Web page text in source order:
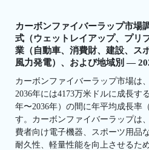
カーボンファイバーラップ市場
式（ウェットレイアップ、プリ
業（自動車、消費財、建設、ス
風力発電）、および地域別 —
カーボンファイバーラップ市場は
2036年には4173万米ドルに成長す
年〜2036年）の間に年平均成長率
す。カーボンファイバーラップは
費者向け電子機器、スポーツ用品
耐久性、軽量性能を向上させるた